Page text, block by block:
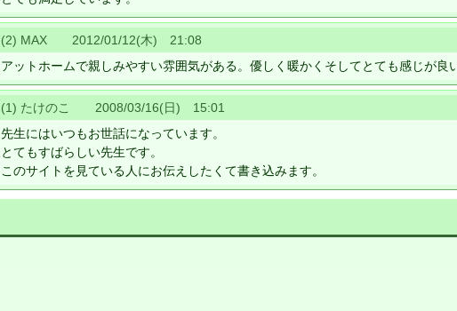
(2) MAX 2012/01/12(木) 21:08
アットホームで親しみやすい雰囲気がある。優しく暖かくそしてとても感じが良い
(1) たけのこ 2008/03/16(日) 15:01
先生にはいつもお世話になっています。
とてもすばらしい先生です。
このサイトを見ている人にお伝えしたくて書き込みます。